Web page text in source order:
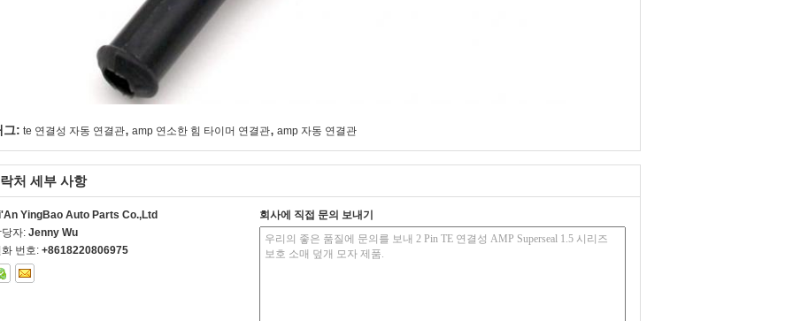
그: te 연결성 자동 연결관, amp 연소한 힘 타이머 연결관, amp 자동 연결관
처 세부 사항
YingBao Auto Parts Co.,Ltd
자: Jenny Wu
번호: +8618220806975
회사에 직접 문의 보내기